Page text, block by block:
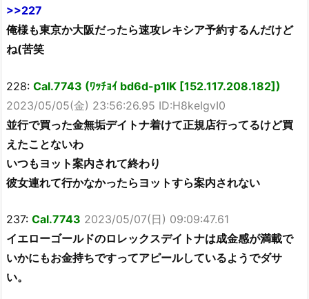
>>227
俺様も東京か大阪だったら速攻レキシア予約するんだけど
ね(苦笑
228: Cal.7743 (ﾜｯﾁｮｲ bd6d-p1lK [152.117.208.182])
2023/05/05(金) 23:56:26.95 ID:H8keIgvI0
並行で買った金無垢デイトナ着けて正規店行ってるけど買
えたことないわ
いつもヨット案内されて終わり
彼女連れて行かなかったらヨットすら案内されない
237: Cal.7743 2023/05/07(日) 09:09:47.61
イエローゴールドのロレックスデイトナは成金感が満載で
いかにもお金持ちですってアピールしているようでダサ
い。